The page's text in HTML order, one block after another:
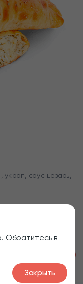
Обратитесь в
Закрыть
соус цезарь,